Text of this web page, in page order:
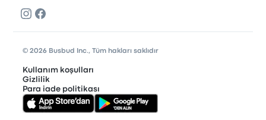
© 2026 Busbud Inc., Tüm hakları saklıdır
Kullanım koşulları
Gizlilik
Para iade politikası